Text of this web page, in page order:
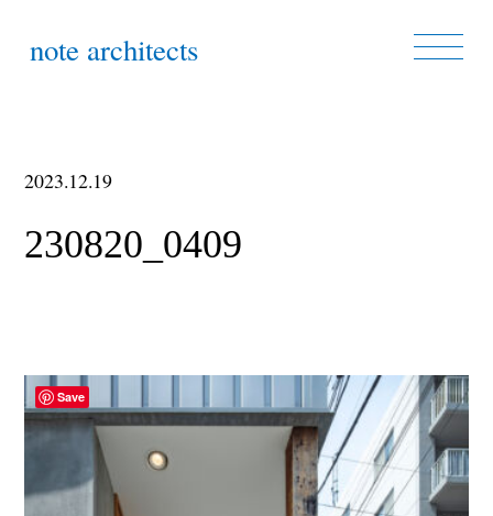
note architects
2023.12.19
230820_0409
Save